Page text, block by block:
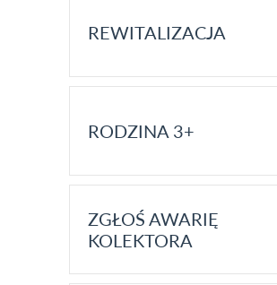
REWITALIZACJA
RODZINA 3+
ZGŁOŚ AWARIĘ
KOLEKTORA